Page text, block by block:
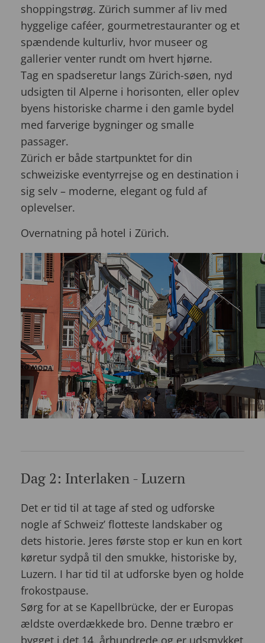
shoppingstrøg. Zürich summer af liv med
hyggelige caféer, gourmetrestauranter og et
spændende kulturliv, hvor museer og
gallerier venter rundt om hvert hjørne.
Tag en spadseretur langs Zürich-søen, nyd
udsigten til Alperne i horisonten, eller oplev
byens historiske charme i den gamle bydel
med farverige bygninger og smalle
passager.
Zürich er både startpunktet for din
schweiziske eventyrrejse og en destination i
sig selv – moderne, elegant og fuld af
oplevelser.
Overnatning på hotel i Zürich.
Dag 2: Interlaken - Luzern
Det er tid til at tage af sted og udforske
nogle af Schweiz’ flotteste landskaber og
dets historie. Jeres første stop er kun en kort
køretur sydpå til den smukke, historiske by,
Luzern. I har tid til at udforske byen og holde
frokostpause.
Sørg for at se Kapellbrücke, der er Europas
ældste overdækkede bro. Denne træbro er
bygget i det 14. århundrede og er udsmykket